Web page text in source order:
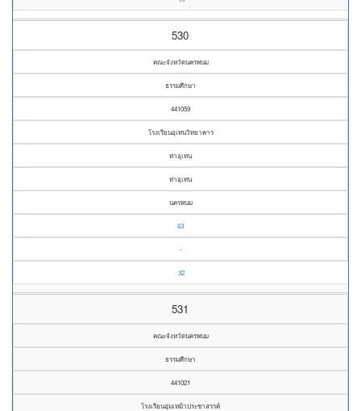
530
คณะจังหวัดนครพนม
ธรรมศึกษา
441059
โรงเรียนอุเทนวิทยาคาร
ท่าอุเทน
ท่าอุเทน
นครพนม
63
-
32
531
คณะจังหวัดนครพนม
ธรรมศึกษา
441021
โรงเรียนอุ่มเหม้าประชาสรรค์